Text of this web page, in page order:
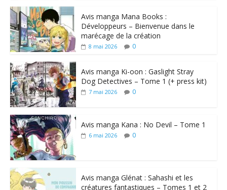
Avis manga Mana Books :
Développeurs – Bienvenue dans le
marécage de la création
8 mai 2026 0
Avis manga Ki-oon : Gaslight Stray
Dog Detectives – Tome 1 (+ press kit)
7 mai 2026 0
Avis manga Kana : No Devil – Tome 1
6 mai 2026 0
Avis manga Glénat : Sahashi et les
créatures fantastiques – Tomes 1 et 2